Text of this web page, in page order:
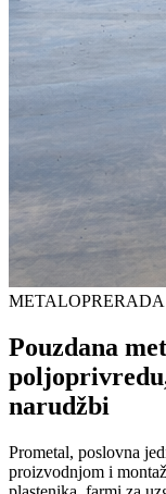
METALOPRERADA
Pouzdana
narudžbi
Prometal, poslovna
proizvodnjom i